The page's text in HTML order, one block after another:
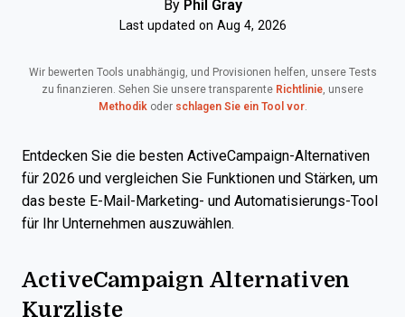
By Phil Gray
Last updated on Aug 4, 2026
Wir bewerten Tools unabhängig, und Provisionen helfen, unsere Tests
zu finanzieren. Sehen Sie unsere transparente Richtlinie, unsere
Methodikoder schlagen Sie ein Tool vor.
Entdecken Sie die besten ActiveCampaign-Alternativen
für 2026 und vergleichen Sie Funktionen und Stärken, um
das beste E-Mail-Marketing- und Automatisierungs-Tool
für Ihr Unternehmen auszuwählen.
​ActiveCampaign Alternativen
Kurzliste